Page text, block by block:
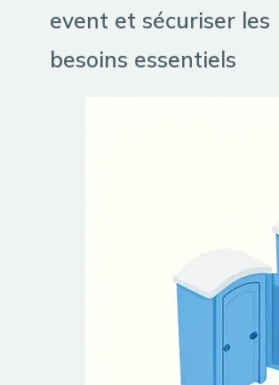
event et sécuriser les
besoins essentiels